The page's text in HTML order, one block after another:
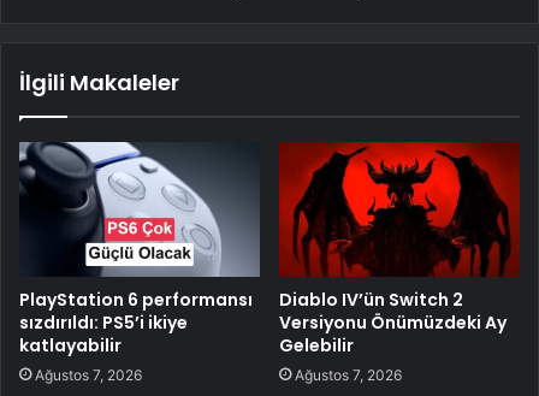
İlgili Makaleler
PlayStation 6 performansı
sızdırıldı: PS5’i ikiye
katlayabilir
Ağustos 7, 2026
Diablo IV’ün Switch 2
Versiyonu Önümüzdeki Ay
Gelebilir
Ağustos 7, 2026